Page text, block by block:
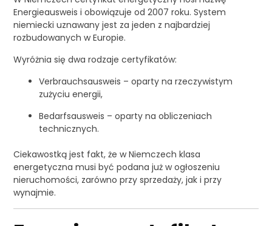
Energieausweis i obowiązuje od 2007 roku. System
niemiecki uznawany jest za jeden z najbardziej
rozbudowanych w Europie.
Wyróżnia się dwa rodzaje certyfikatów:
Verbrauchsausweis – oparty na rzeczywistym
zużyciu energii,
Bedarfsausweis – oparty na obliczeniach
technicznych.
Ciekawostką jest fakt, że w Niemczech klasa
energetyczna musi być podana już w ogłoszeniu
nieruchomości, zarówno przy sprzedaży, jak i przy
wynajmie.